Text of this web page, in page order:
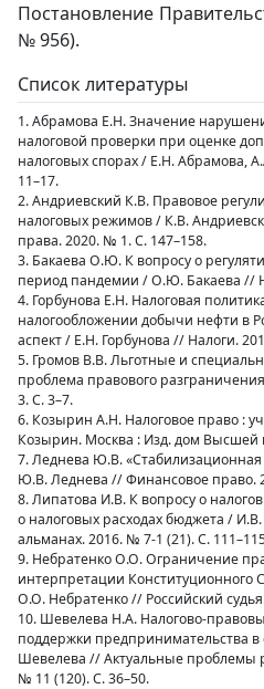
Постановление
№ 956).
Список литературы
1. Абрамова Е.Н. Значение
налоговой проверки при оценке
налоговых спорах / Е.Н. Абрамова,
11–17.
2. Андриевский К.В. Правовое
налоговых режимов / К.В.
права. 2020. № 1. С. 147–158.
3. Бакаева О.Ю. К вопросу о
период пандемии / О.Ю. Бакаева //
4. Горбунова Е.Н. Налоговая
налогообложении добычи нефти в
аспект / Е.Н. Горбунова // Налоги.
5. Громов В.В. Льготные и
проблема правового
3. С. 3–7.
6. Козырин А.Н. Налоговое право :
Козырин. Москва : Изд. дом Высшей
7. Леднева Ю.В. «Стабилизационная
Ю.В. Леднева // Финансовое право.
8. Липатова И.В. К вопросу о
о налоговых расходах бюджета /
альманах. 2016. № 7-1 (21). С.
9. Небратенко О.О. Ограничение
интерпретации Конституционного
О.О. Небратенко // Российский
10. Шевелева Н.А. Налогово-
поддержки предпринимательства
Шевелева // Актуальные проблемы
№ 11 (120). С. 36–50.